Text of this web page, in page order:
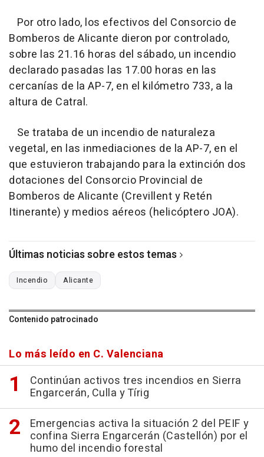
Por otro lado, los efectivos del Consorcio de
Bomberos de Alicante dieron por controlado,
sobre las 21.16 horas del sábado, un incendio
declarado pasadas las 17.00 horas en las
cercanías de la AP-7, en el kilómetro 733, a la
altura de Catral.
Se trataba de un incendio de naturaleza
vegetal, en las inmediaciones de la AP-7, en el
que estuvieron trabajando para la extinción dos
dotaciones del Consorcio Provincial de
Bomberos de Alicante (Crevillent y Retén
Itinerante) y medios aéreos (helicóptero JOA).
Últimas noticias sobre estos temas
Incendio Alicante
Contenido patrocinado
Lo más leído en C. Valenciana
Continúan activos tres incendios en Sierra
Engarcerán, Culla y Tírig
Emergencias activa la situación 2 del PEIF y
confina Sierra Engarcerán (Castellón) por el
humo del incendio forestal